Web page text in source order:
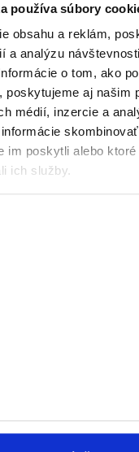
používa súbory
obsahu a reklám,
a analýzu
o tom, ako
poskytujeme aj našim
médií, inzercie a
im poskytli alebo
ich služby.
predpisy.
len vtedy,
aby boli
spokojní.
tovaru. V